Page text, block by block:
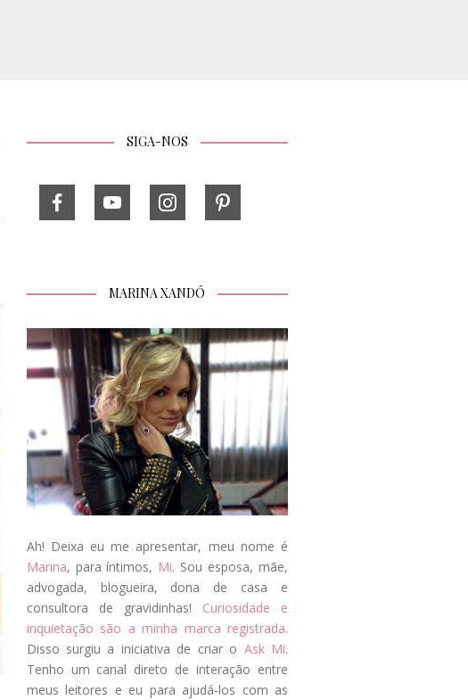
SIGA-NOS
MARINA XANDÓ
Ah! Deixa eu me apresentar, meu nome é
Marina, para íntimos, Mi. Sou esposa, mãe,
advogada, blogueira, dona de casa e
consultora de gravidinhas! Curiosidade e
inquietação são a minha marca registrada.
Disso surgiu a iniciativa de criar o Ask Mi.
Tenho um canal direto de interação entre
meus leitores e eu para ajudá-los com as